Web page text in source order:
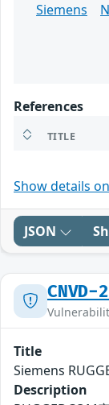
Siemens
References
TITLE
Show details
JSON
CNVD-
Title
Siemens
Description